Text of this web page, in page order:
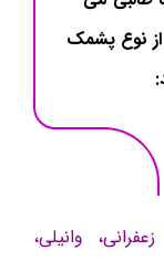
از نوع پشمک
۶۰ گرمی ( زعفرانی، وانیلی،